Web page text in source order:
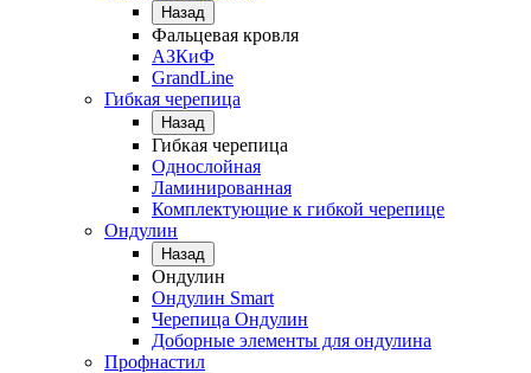
Назад
Фальцевая кровля
АЗКиФ
GrandLine
Гибкая черепица
Назад
Гибкая черепица
Однослойная
Ламинированная
Комплектующие к гибкой черепице
Ондулин
Назад
Ондулин
Ондулин Smart
Черепица Ондулин
Доборные элементы для ондулина
Профнастил